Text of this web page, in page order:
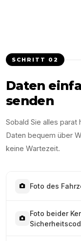
SCHRITT 02
Daten
senden
Sobald Sie alles parat
Daten bequem über
keine Wartezeit.
Foto des
Foto beider